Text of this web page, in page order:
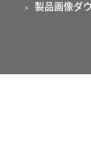
製品画像ダ